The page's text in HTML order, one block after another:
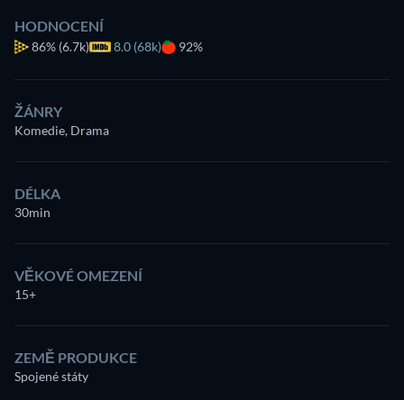
HODNOCENÍ
86% (6.7k) 8.0 (68k) 92%
ŽÁNRY
Komedie, Drama
DÉLKA
30min
VĚKOVÉ OMEZENÍ
15+
ZEMĚ PRODUKCE
Spojené státy